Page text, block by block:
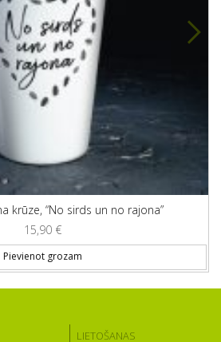
krūze, “No sirds un no rajona”
15,90 €
Pievienot grozam
LIETOŠANAS